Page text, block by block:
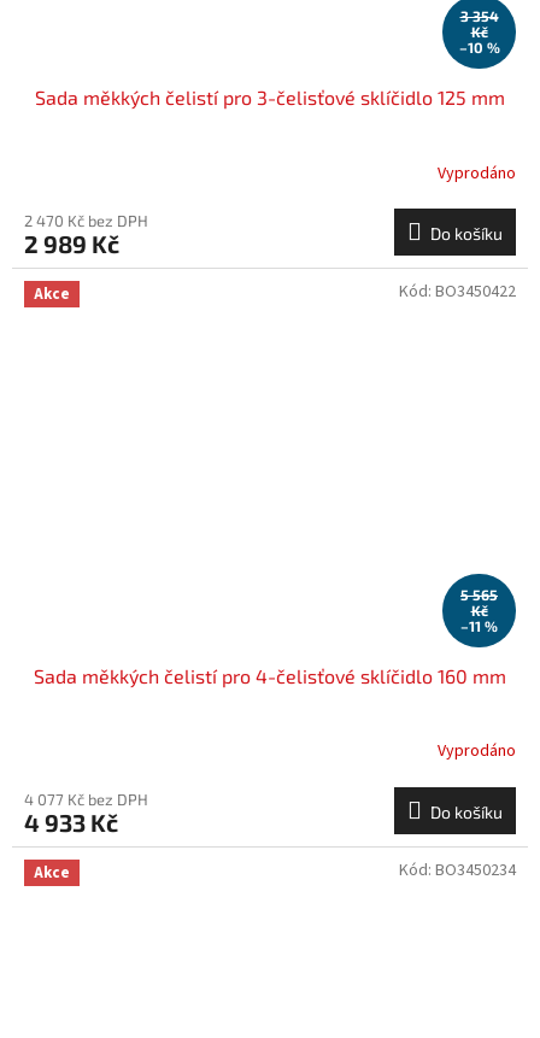
3 354
Kč
–10 %
Sada měkkých čelistí pro 3-čelisťové sklíčidlo 125 mm
Vyprodáno
2 470 Kč bez DPH
2 989 Kč Do košíku
Akce
5 565
Kč
–11 %
Sada měkkých čelistí pro 4-čelisťové sklíčidlo 160 mm
Vyprodáno
4 077 Kč bez DPH
4 933 Kč Do košíku
Kód: BO3450422
Akce Kód: BO3450234